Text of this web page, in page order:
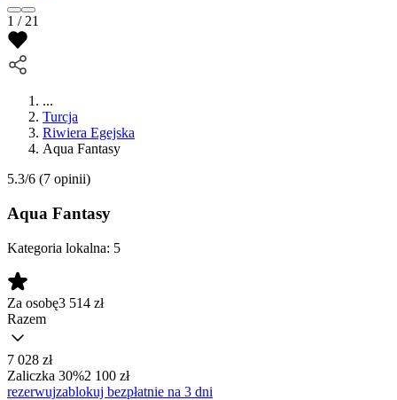
1 / 21
...
Turcja
Riwiera Egejska
Aqua Fantasy
5.3/6 (7 opinii)
Aqua Fantasy
Kategoria lokalna: 5
Za osobę3 514 zł
Razem
7 028 zł
Zaliczka 30%2 100 zł
rezerwujzablokuj bezpłatnie na 3 dni